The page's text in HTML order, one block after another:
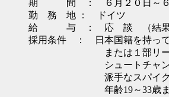
期 間 ： ６月２０日～６
勤 務 地 ： ドイツ
給 与 ： 応 談 （結果に応
採用条件 ： 日本国籍を持って
または１部リーグに在
シュートチャンスでパ
派手なスパイクをはか
年齢19～33歳ま